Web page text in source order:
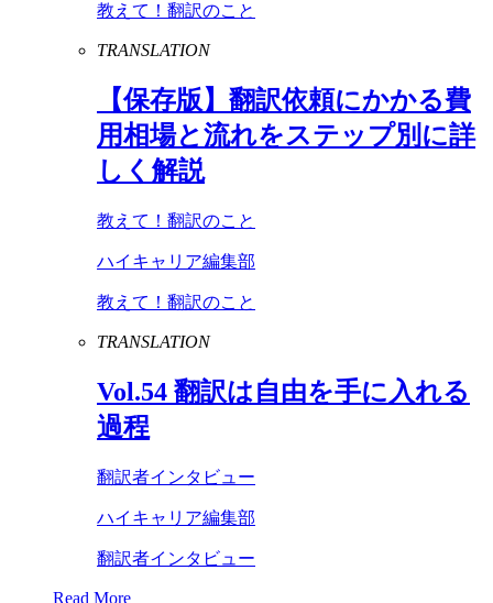
教えて！翻訳のこと
TRANSLATION
【保存版】翻訳依頼にかかる費
用相場と流れをステップ別に詳
しく解説
教えて！翻訳のこと
ハイキャリア編集部
教えて！翻訳のこと
TRANSLATION
Vol.54 翻訳は自由を手に入れる
過程
翻訳者インタビュー
ハイキャリア編集部
翻訳者インタビュー
Read More